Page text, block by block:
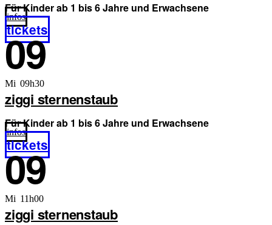
Für Kinder ab 1 bis 6 Jahre und Erwachsene
infos
tickets
09
Mi 09h30
ziggi sternenstaub
Für Kinder ab 1 bis 6 Jahre und Erwachsene
infos
tickets
09
Mi 11h00
ziggi sternenstaub